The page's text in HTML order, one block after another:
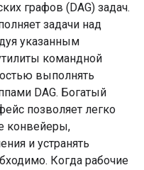
графов (DAG) задач.
задачи над
указанным
командной
выполнять
DAG. Богатый
позволяет легко
конвейеры,
и устранять
Когда рабочие